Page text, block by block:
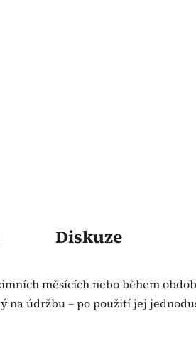
Diskuze
měsících nebo během
údržbu – po použití jej